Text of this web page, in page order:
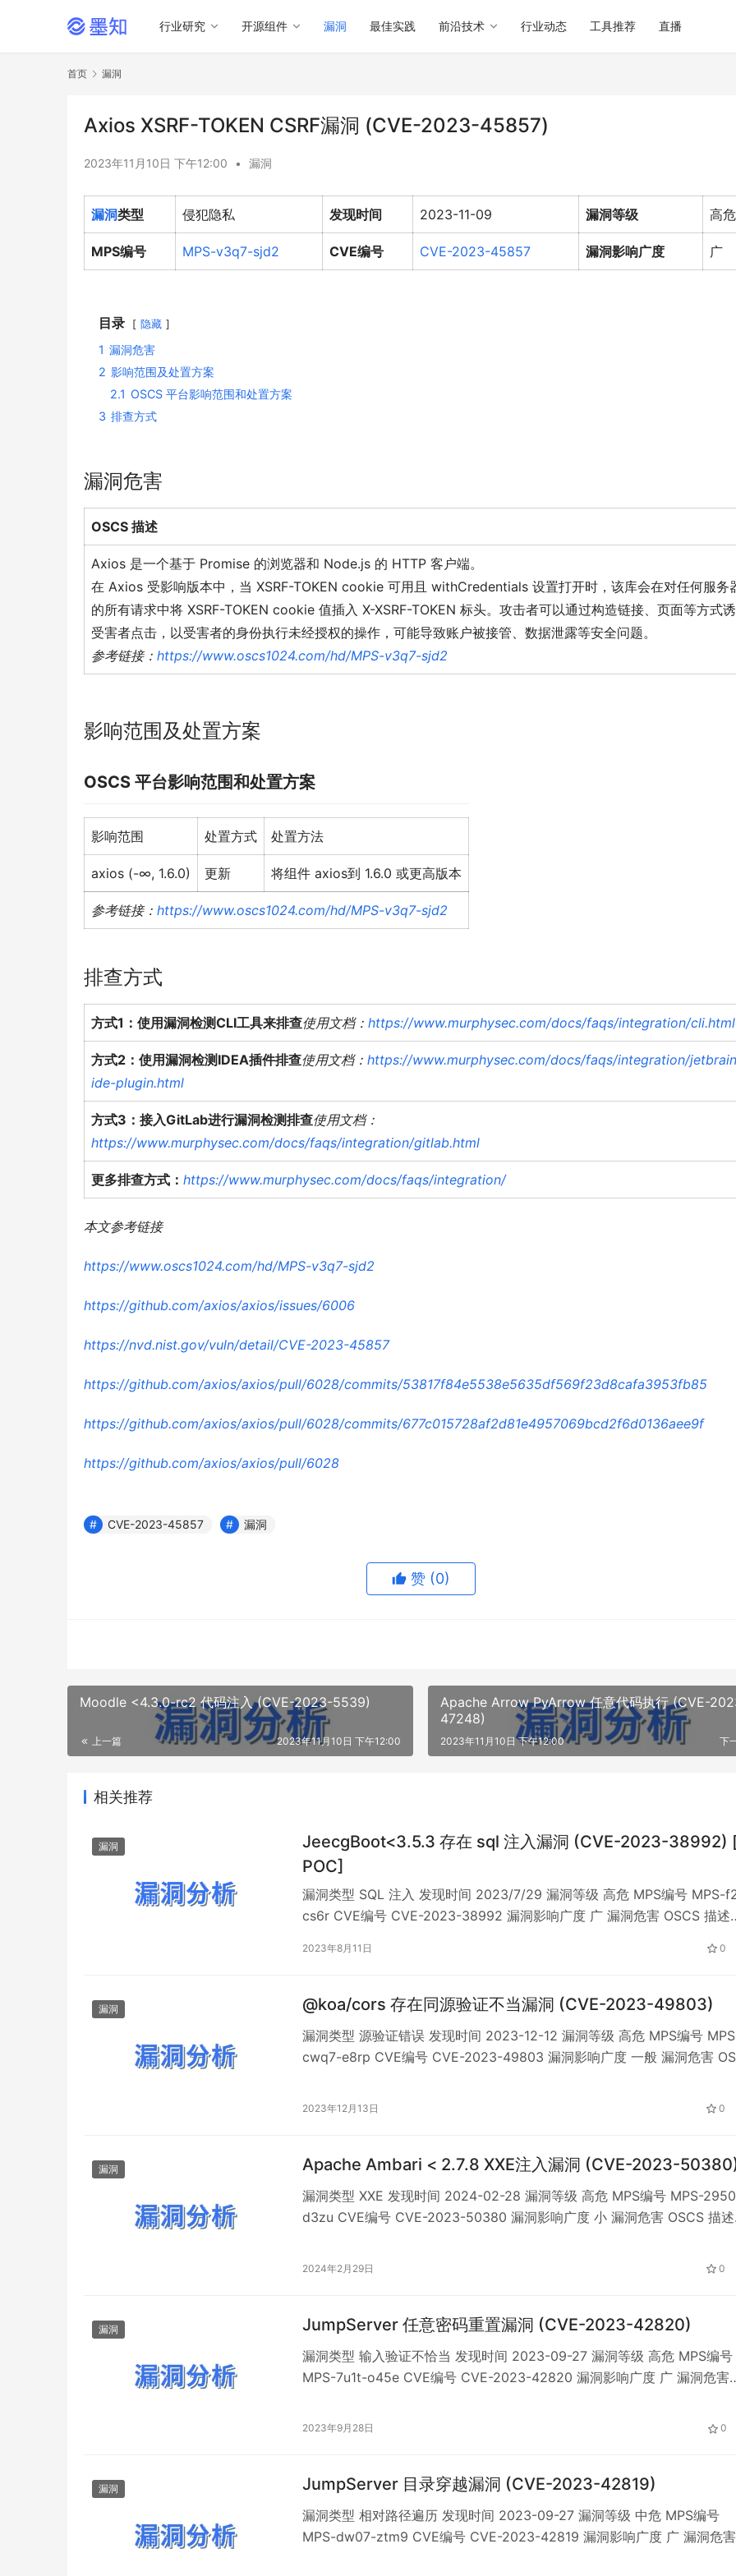
行业研究 开源组件 漏洞 最佳实践 前沿技术 行业动态 工具推荐 直播
首页 漏洞
Axios XSRF-TOKEN CSRF漏洞 (CVE-2023-45857)
2023年11月10日 下午12:00 • 漏洞
漏洞类型 侵犯隐私 发现时间 2023-11-09 漏洞等级 高危
MPS编号 MPS-v3q7-sjd2 CVE编号 CVE-2023-45857 漏洞影响广度 广
目录 隐藏
1 漏洞危害
2 影响范围及处置方案
2.1 OSCS 平台影响范围和处置方案
3 排查方式
漏洞危害
OSCS 描述
Axios 是一个基于 Promise 的浏览器和 Node.js 的 HTTP 客户端。
在 Axios 受影响版本中，当 XSRF-TOKEN cookie 可用且 withCredentials 设置打开时，该库会在对任何服务
的所有请求中将 XSRF-TOKEN cookie 值插入 X-XSRF-TOKEN 标头。攻击者可以通过构造链接、页面等方式
受害者点击，以受害者的身份执行未经授权的操作，可能导致账户被接管、数据泄露等安全问题。
参考链接： https://www.oscs1024.com/hd/MPS-v3q7-sjd2
影响范围及处置方案
OSCS 平台影响范围和处置方案
影响范围 处置方式 处置方法
axios (-∞, 1.6.0) 更新 将组件 axios到 1.6.0 或更高版本
参考链接： https://www.oscs1024.com/hd/MPS-v3q7-sjd2
排查方式
方式1：使用漏洞检测CLI工具来排查使用文档： https://www.murphysec.com/docs/faqs/integration/cli.html
方式2：使用漏洞检测IDEA插件排查使用文档： https://www.murphysec.com/docs/faqs/integration/
ide-plugin.html
方式3：接入GitLab进行漏洞检测排查使用文档：
https://www.murphysec.com/docs/faqs/integration/gitlab.html
更多排查方式： https://www.murphysec.com/docs/faqs/integration/
本文参考链接
https://www.oscs1024.com/hd/MPS-v3q7-sjd2
https://github.com/axios/axios/issues/6006
https://nvd.nist.gov/vuln/detail/CVE-2023-45857
https://github.com/axios/axios/pull/6028/commits/53817f84e5538e5635df569f23d8cafa3953fb85
https://github.com/axios/axios/pull/6028/commits/677c015728af2d81e4957069bcd2f6d0136aee9f
https://github.com/axios/axios/pull/6028
CVE-2023-45857 漏洞
赞 (0)
Moodle <4.3.0-rc2 代码注入 (CVE-2023-5539)
上一篇 2023年11月10日 下午12:00
Apache Arrow PyArrow 任意代码执行 (CVE-
47248)
下
2023年11月10日 下午12:00
相关推荐
漏洞
JeecgBoot<3.5.3 存在 sql 注入漏洞 (CVE-2023-38992)
POC]
漏洞类型 SQL 注入 发现时间 2023/7/29 漏洞等级 高危 MPS编号 MPS-
cs6r CVE编号 CVE-2023-38992 漏洞影响广度 广 漏洞危害 OSCS 描述
SysDictController#loadTreeData 未对用户传入的 sql 字符进行…
2023年8月11日 0
漏洞 @koa/cors 存在同源验证不当漏洞 (CVE-2023-49803)
漏洞类型 源验证错误 发现时间 2023-12-12 漏洞等级 高危 MPS编号
cwq7-e8rp CVE编号 CVE-2023-49803 漏洞影响广度 一般 漏洞危害
@koa/cors 5.0.0之前版本在处理请求时，如果没有提供允许的来源(a…
2023年12月13日 0
漏洞 Apache Ambari < 2.7.8 XXE注入漏洞 (CVE-2023-
漏洞类型 XXE 发现时间 2024-02-28 漏洞等级 高危 MPS编号 MPS-
d3zu CVE编号 CVE-2023-50380 漏洞影响广度 小 漏洞危害 OSCS 描述
2024年2月29日 0
漏洞 JumpServer 任意密码重置漏洞 (CVE-2023-42820)
漏洞类型 输入验证不恰当 发现时间 2023-09-27 漏洞等级 高危 MPS编号
MPS-7u1t-o45e CVE编号 CVE-2023-42820 漏洞影响广度 广 漏洞危害
方库django-simple-captcha可以在 API /core/auth/capt…
2023年9月28日 0
漏洞 JumpServer 目录穿越漏洞 (CVE-2023-42819)
漏洞类型 相对路径遍历 发现时间 2023-09-27 漏洞等级 中危 MPS编号
MPS-dw07-ztm9 CVE编号 CVE-2023-42819 漏洞影响广度 广 漏洞危害